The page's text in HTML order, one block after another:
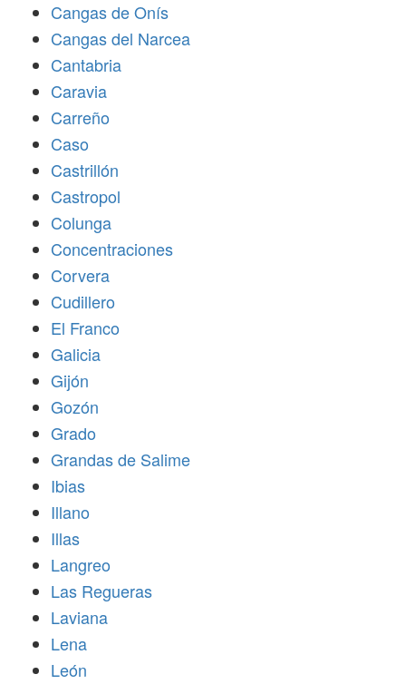
Cangas de Onís
Cangas del Narcea
Cantabria
Caravia
Carreño
Caso
Castrillón
Castropol
Colunga
Concentraciones
Corvera
Cudillero
El Franco
Galicia
Gijón
Gozón
Grado
Grandas de Salime
Ibias
Illano
Illas
Langreo
Las Regueras
Laviana
Lena
León